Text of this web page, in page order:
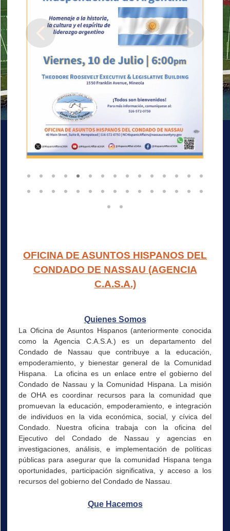
10 11 12 13
16
17 18 19 20 21 22 23 24 25 26 27 28
OFICINA DE ASUNTOS HISPANOS DEL
CONDADO DE NASSAU (AGENCIA
C.A.S.A.)
Quienes Somos
La Oficina de Asuntos Hispanos (anteriormente conocida
como la Agencia C.A.S.A.) es un departamento del
Condado de Nassau que contribuye a la educación,
empoderamiento, y bienestar general de la Comunidad
Hispana. La oficina es un enlace entre el gobierno del
Condado de Nassau y la Comunidad Hispana. La misión
de OHA es coordinar recursos para la comunidad que
promuevan la educación, empoderamiento, e integración
de individuos en la vida económica, social, y cívica del
Condado. Nuestra oficina trabaja con la oficina del
Ejecutivo del Condado de Nassau y agencias en
investigaciones, análisis, e implementación de políticas
públicas para asegurar que la comunidad Hispana tenga
oportunidades, participación significativa, y acceso a los
recursos del gobierno del Condado de Nassau.
Que Hacemos